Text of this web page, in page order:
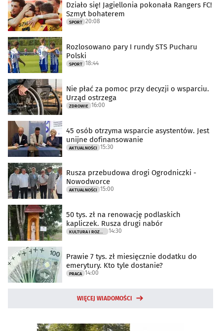
Działo się! Jagiellonia pokonała Rangers FC!
Szmyt bohaterem
SPORT 20:08
Rozlosowano pary I rundy STS Pucharu
Polski
SPORT 18:44
Nie płać za pomoc przy decyzji o wsparciu.
Urząd ostrzega
ZDROWIE 16:00
45 osób otrzyma wsparcie asystentów. Jest
unijne dofinansowanie
AKTUALNOŚCI 15:30
Rusza przebudowa drogi Ogrodniczki -
Nowodworce
AKTUALNOŚCI 15:00
50 tys. zł na renowację podlaskich
kapliczek. Rusza drugi nabór
KULTURA I ROZRYWKA 14:30
Prawie 7 tys. zł miesięcznie dodatku do
emerytury. Kto tyle dostanie?
PRACA 14:00
WIĘCEJ WIADOMOŚCI